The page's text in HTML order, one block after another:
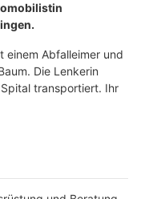
einem Abfalleimer und
Die Lenkerin
transportiert. Ihr